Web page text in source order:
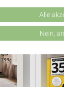
von
Werbung
von Inhalten
Alle
Nein,